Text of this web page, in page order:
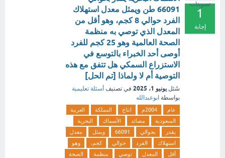
تصويتات
1
إجابة
66091 طن ويمثل معدل استهلاك
الفرد حوالي 8 كجم، وهو أقل من
المعدل الذي توصي به منظمة
الصحة العالمية وهو 25 كجم للفرد
أوصى أحد الخبراء بالتوسع في
الاستزراع السمكي هل تتفق مع هذه
التوصية أم لا ولماذا [تم الحل]
سُئل يونيو 1، 2025 في تصنيف أسئلة تعليمية
بواسطة ابوعبدالله
عام 2004م انتاج المملكة
العربية
السعودية
مصائد الأسماك
البحرية
يقدر
بحوالي 66091 ويمثل
معدل
استهلاك
الفرد حوالي كجم،
وهو
أقل
المعدل توصي منظمة
الصحة